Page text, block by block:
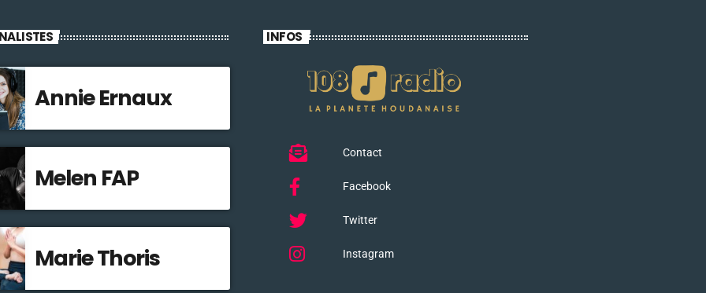
Annie Ernaux
Melen FAP
Marie Thoris
INFOS
Contact
Facebook
Twitter
Instagram